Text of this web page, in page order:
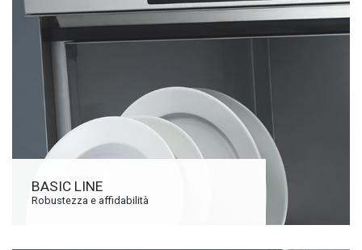
BASIC LINE
Robustezza e affidabilità